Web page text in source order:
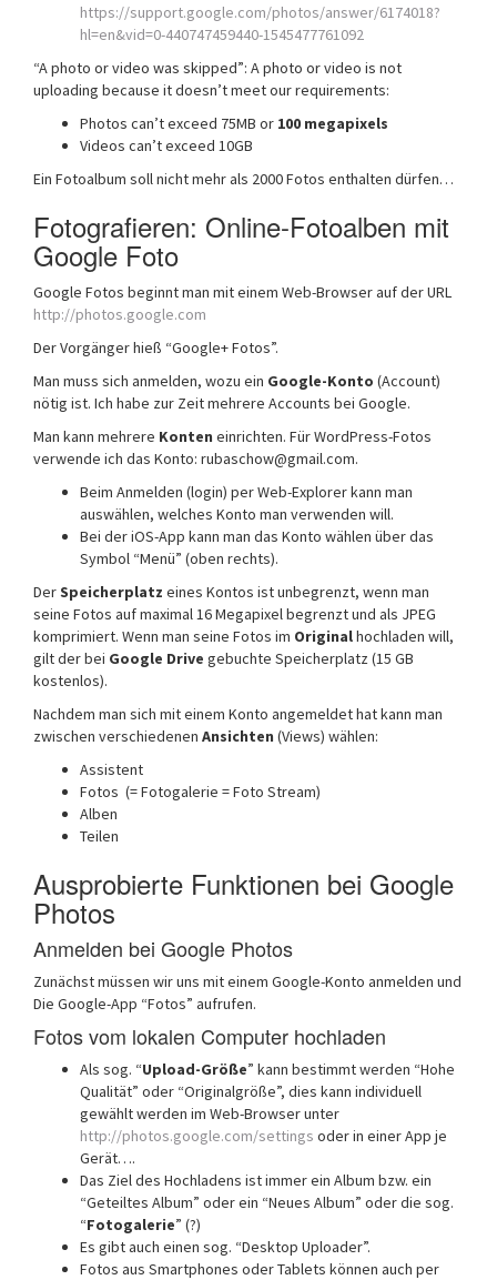
https://support.google.com/photos/answer/6174018?
hl=en&vid=0-440747459440-1545477761092
“A photo or video was skipped”: A photo or video is not
uploading because it doesn’t meet our requirements:
Photos can’t exceed 75MB or 100 megapixels
Videos can’t exceed 10GB
Ein Fotoalbum soll nicht mehr als 2000 Fotos enthalten dürfen…
Fotografieren: Online-Fotoalben mit
Google Foto
Google Fotos beginnt man mit einem Web-Browser auf der URL
http://photos.google.com
Der Vorgänger hieß “Google+ Fotos”.
Man muss sich anmelden, wozu ein Google-Konto (Account)
nötig ist. Ich habe zur Zeit mehrere Accounts bei Google.
Man kann mehrere Konten einrichten. Für WordPress-Fotos
verwende ich das Konto: rubaschow@gmail.com.
Beim Anmelden (login) per Web-Explorer kann man
auswählen, welches Konto man verwenden will.
Bei der iOS-App kann man das Konto wählen über das
Symbol “Menü” (oben rechts).
DerSpeicherplatz eines Kontos ist unbegrenzt, wenn man
seine Fotos auf maximal 16 Megapixel begrenzt und als JPEG
komprimiert. Wenn man seine Fotos im Originalhochladen will,
gilt der bei Google Drive gebuchte Speicherplatz (15 GB
kostenlos).
Nachdem man sich mit einem Konto angemeldet hat kann man
zwischen verschiedenen Ansichten (Views) wählen:
Assistent
Fotos (= Fotogalerie = Foto Stream)
Alben
Teilen
Ausprobierte Funktionen bei Google
Photos
Anmelden bei Google Photos
Zunächst müssen wir uns mit einem Google-Konto anmelden und
Die Google-App “Fotos” aufrufen.
Fotos vom lokalen Computer hochladen
Als sog. “Upload-Größe” kann bestimmt werden “Hohe
Qualität” oder “Originalgröße”, dies kann individuell
gewählt werden im Web-Browser unter
http://photos.google.com/settings oder in einer App je
Gerät….
Das Ziel des Hochladens ist immer ein Album bzw. ein
“Geteiltes Album” oder ein “Neues Album” oder die sog.
“Fotogalerie” (?)
Es gibt auch einen sog. “Desktop Uploader”.
Fotos aus Smartphones oder Tablets können auch per